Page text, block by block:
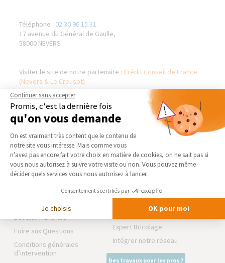
Téléphone : 02 30 96 15 31
17 avenue du Général de Gaulle,
58000 NEVERS
Visiter le site de notre partenaire : Crédit Conseil de France
(Nevers & Le Creusot) —
AGENCE DE NEVERS & COSNE
SUR LOIRE
Qui sommes-nous
Actualités
Notre charte qualité
Trouver une agence
Devenir franchisé
Foire aux Questions
Conditions générales
d’intervention
NOS DOMAINES
D’INTERVENTION
EXTENSION
RÉNOVATION INTÉRIEURE
TRAVAUX EXTÉRIEURS
NOS PARTENAIRES
La Maison des Architectes
Expert Bricolage
Intégrer notre réseau
Des travaux pour les pros ?
Continuer sans accepter
Promis, c'est la dernière fois
qu'on vous demande
Plateforme de Gestion du
On est vraiment très content que le contenu de
notre site vous intéresse. Mais comme vous
n'avez pas encore fait votre choix en matière de cookies, on ne sait pas si
vous nous autorisez à suivre votre visite ou non. Vous pouvez même
décider quels services vous nous autorisez à lancer.
Consentements certifiés par
Je choisis OK pour moi
Axeptio consent